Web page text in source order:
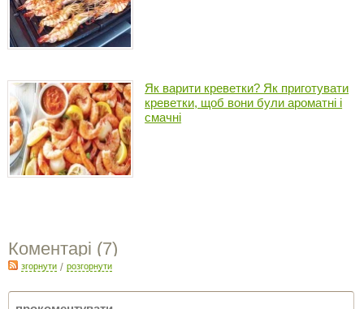
Як варити креветки? Як приготувати
креветки, щоб вони були ароматні і
смачні
Коментарі (7)
згорнути / розгорнути